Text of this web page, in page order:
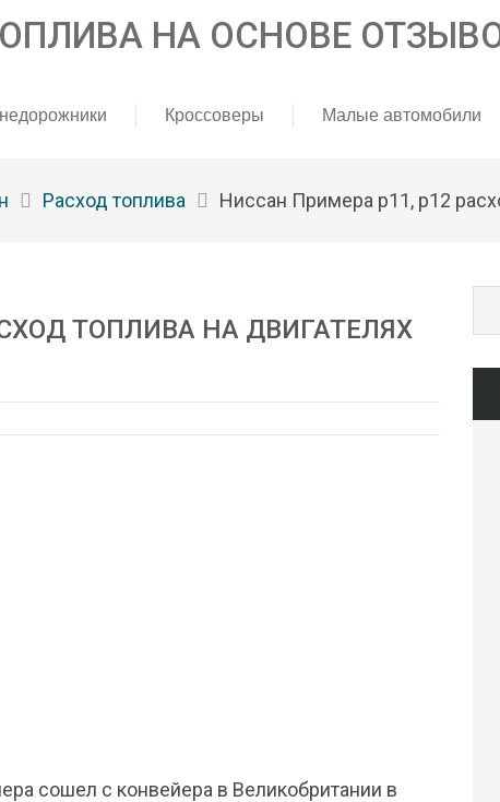
Кроссоверы Малые автомобили
Расход топлива Ниссан Примера р11, р12
ТОПЛИВА НА ДВИГАТЕЛЯХ
сошел с конвейера в Великобритании в